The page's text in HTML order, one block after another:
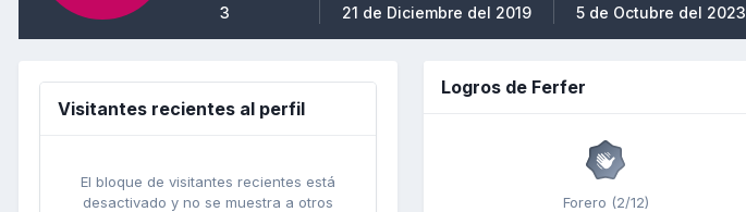
3 21 de Diciembre del 2019 5 de Octubre del 2023
Visitantes recientes al perfil
El bloque de visitantes recientes está
desactivado y no se muestra a otros
Logros de Ferfer
Forero (2/12)